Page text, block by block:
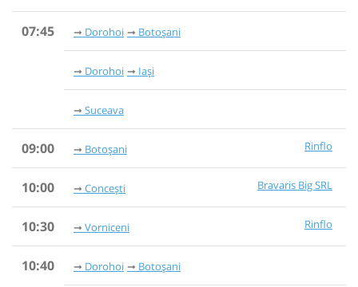
07:45 Dorohoi Botoșani
Dorohoi Iași
Suceava
09:00 Rinflo
Botoșani
10:00 Bravaris Big SRL
Concești
10:30 Rinflo
Vorniceni
10:40 Dorohoi Botoșani